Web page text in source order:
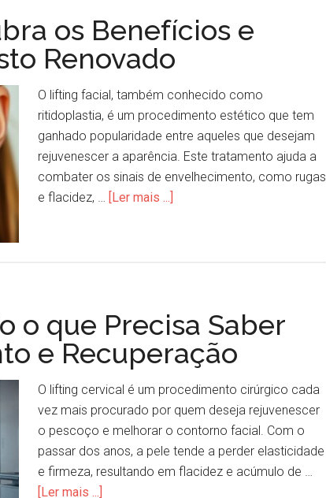
os Benefícios e
Renovado
O lifting facial, também conhecido como
ritidoplastia, é um procedimento estético que tem
ganhado popularidade entre aqueles que desejam
rejuvenescer a aparência. Este tratamento ajuda a
combater os sinais de envelhecimento, como rugas
e flacidez, … [Ler mais ...]
o que Precisa Saber
e Recuperação
O lifting cervical é um procedimento cirúrgico cada
vez mais procurado por quem deseja rejuvenescer
o pescoço e melhorar o contorno facial. Com o
passar dos anos, a pele tende a perder elasticidade
e firmeza, resultando em flacidez e acúmulo de …
[Ler mais ...]